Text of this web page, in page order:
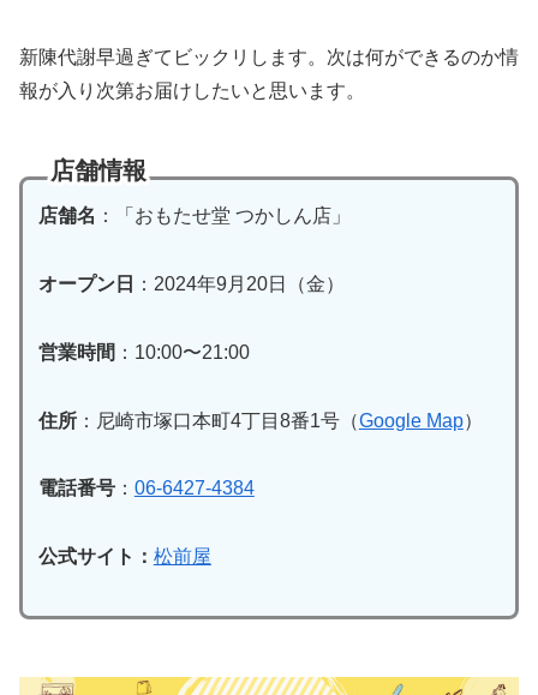
新陳代謝早過ぎてビックリします。次は何ができるのか情
報が入り次第お届けしたいと思います。
店舗情報
店舗名 ：「おもたせ堂 つかしん店」
オープン日 ：2024年9月20日（金）
営業時間 ：10:00〜21:00
住所：尼崎市塚口本町4丁目8番1号（Google Map）
電話番号： 06-6427-4384
公式サイト： 松前屋